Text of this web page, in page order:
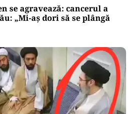
se agravează: cancerul a
„Mi-aș dori să se plângă